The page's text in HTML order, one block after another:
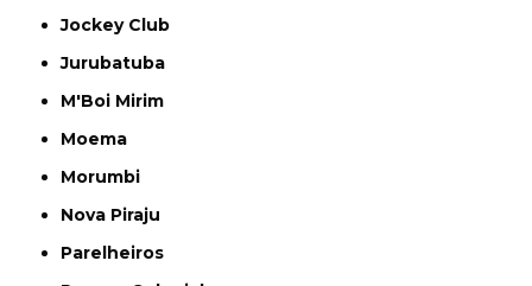
Jockey Club
Jurubatuba
M'Boi Mirim
Moema
Morumbi
Nova Piraju
Parelheiros